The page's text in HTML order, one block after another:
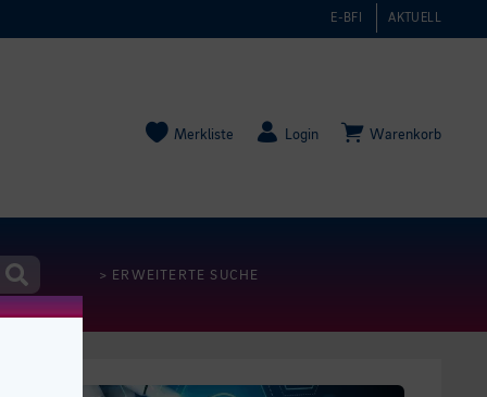
E-BFI AKTUELL
Merkliste Login Warenkorb
> ERWEITERTE SUCHE